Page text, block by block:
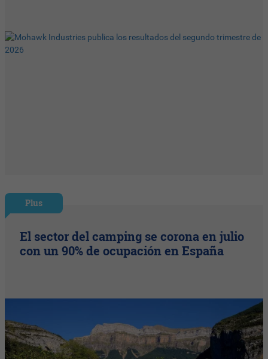
Plus
El sector del camping se corona en julio
con un 90% de ocupación en España